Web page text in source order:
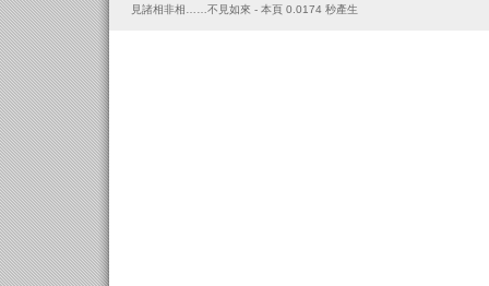
見諸相非相……不見如來 - 本頁 0.0174 秒產生